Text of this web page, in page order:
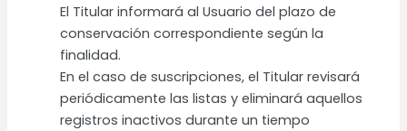
El Titular informará al Usuario del plazo de
conservación correspondiente según la
finalidad.
En el caso de suscripciones, el Titular revisará
periódicamente las listas y eliminará aquellos
registros inactivos durante un tiempo